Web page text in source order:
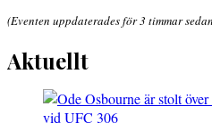
(Eventen uppdaterades för 3 timmar
Aktuellt